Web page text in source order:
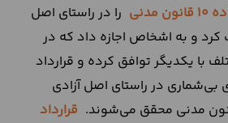
مدنی
را در راستای اصل
کرد و به اشخاص اجازه داد که در
یکدیگر توافق کرده و قرارداد
بی‌شماری در راستای اصل آزادی
قرارداد